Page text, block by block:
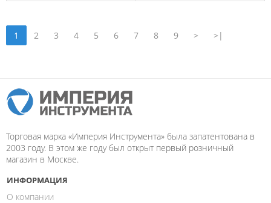
1 2 3 4 5 6 7 8 9 > >|
Торговая марка «Империя Инструмента» была запатентована в
2003 году. В этом же году был открыт первый розничный
магазин в Москве.
ИНФОРМАЦИЯ
О компании